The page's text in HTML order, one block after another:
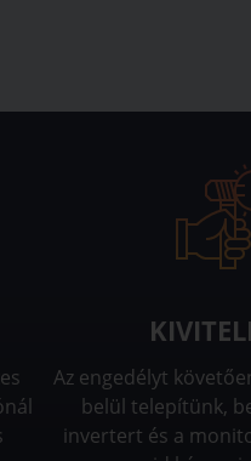
Az engedélyt
belül telepítünk,
invertert és a